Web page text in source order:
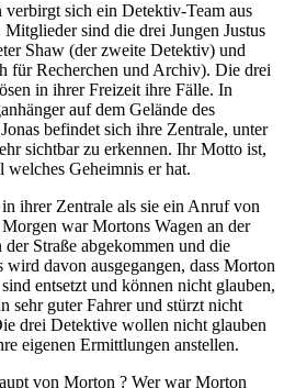
sich ein Detektiv-Team aus
sind die drei Jungen Justus
Shaw (der zweite Detektiv) und
für Recherchen und Archiv). Die drei
in ihrer Freizeit ihre Fälle. In
auf dem Gelände des
befindet sich ihre Zentrale, unter
sichtbar zu erkennen. Ihr Motto ist,
welches Geheimnis er hat.
ihrer Zentrale als sie ein Anruf von
war Mortons Wagen an der
Straße abgekommen und die
davon ausgegangen, dass Morton
entsetzt und können nicht glauben,
sehr guter Fahrer und stürzt nicht
drei Detektive wollen nicht glauben
eigenen Ermittlungen anstellen.
von Morton ? Wer war Morton